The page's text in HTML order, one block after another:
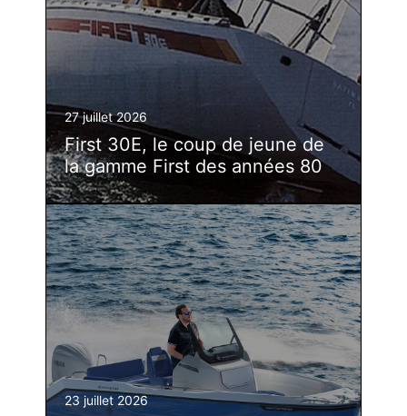
27 juillet 2026
First 30E, le coup de jeune de
la gamme First des années 80
23 juillet 2026